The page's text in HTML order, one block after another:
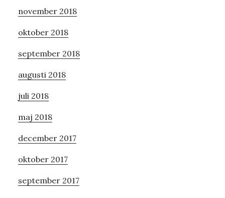
november 2018
oktober 2018
september 2018
augusti 2018
juli 2018
maj 2018
december 2017
oktober 2017
september 2017